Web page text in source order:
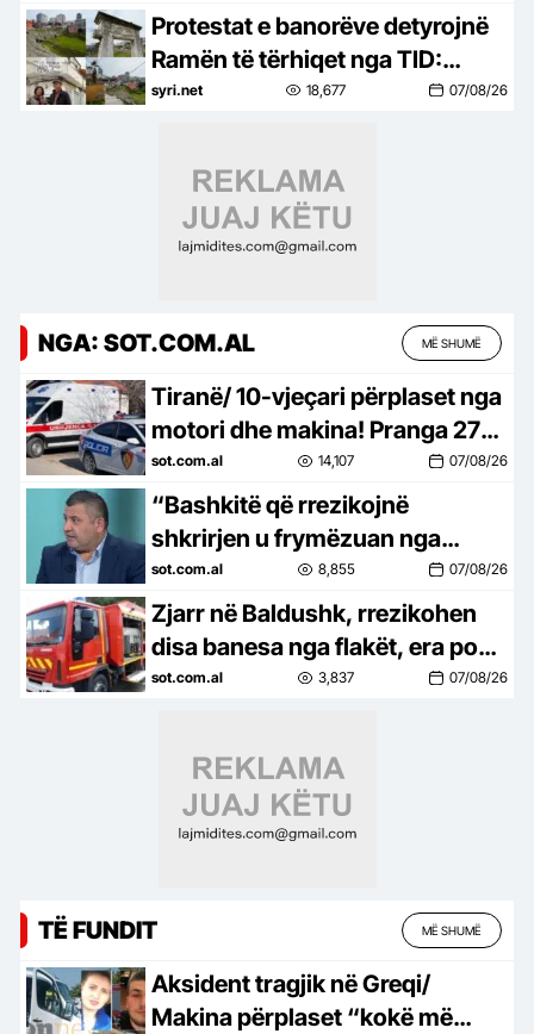
gjyqtarëve me 0.02%
Protestat e banorëve detyrojnë
Ramën të tërhiqet nga TID:
Shfuqizohet VKM-ja për zonën
syri.net 18,677 07/08/26
NGA: SOT.COM.AL MË SHUMË
Tiranë/ 10-vjeçari përplaset nga
motori dhe makina! Pranga 27-
vjeçarit, nën hetim 47-vjeçari
sot.com.al 14,107 07/08/26
“Bashkitë që rrezikojnë
shkrirjen u frymëzuan nga
revolta në Tiranë”/ Kikia:
“Territorialja” po trajtohet si
hartë…
sot.com.al 8,855 07/08/26
Zjarr në Baldushk, rrezikohen
disa banesa nga flakët, era po
favorizon përhapjen e tyre
sot.com.al 3,837 07/08/26
TË FUNDIT MË SHUMË
Aksident tragjik në Greqi/
Makina përplaset “kokë më